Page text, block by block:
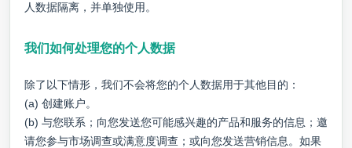
人数据隔离，并单独使用。
我们如何处理您的个人数据
除了以下情形，我们不会将您的个人数据用于其他目的：
(a) 创建账户。
(b) 与您联系；向您发送您可能感兴趣的产品和服务的信息；邀
请您参与市场调查或满意度调查；或向您发送营销信息。如果